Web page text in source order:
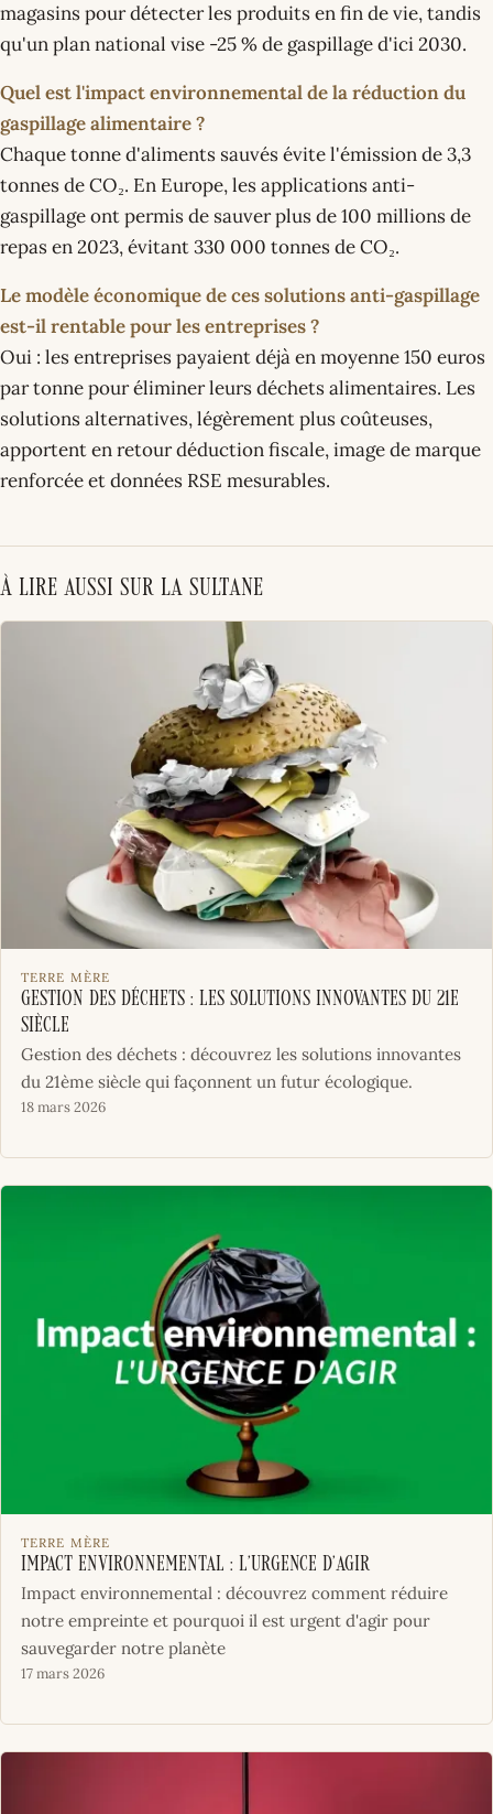
magasins pour détecter les produits en fin de vie, tandis
qu'un plan national vise -25 % de gaspillage d'ici 2030.
Quel est l'impact environnemental de la réduction du
gaspillage alimentaire ?
Chaque tonne d'aliments sauvés évite l'émission de 3,3
tonnes de CO₂. En Europe, les applications anti-
gaspillage ont permis de sauver plus de 100 millions de
repas en 2023, évitant 330 000 tonnes de CO₂.
Le modèle économique de ces solutions anti-gaspillage
est-il rentable pour les entreprises ?
Oui : les entreprises payaient déjà en moyenne 150 euros
par tonne pour éliminer leurs déchets alimentaires. Les
solutions alternatives, légèrement plus coûteuses,
apportent en retour déduction fiscale, image de marque
renforcée et données RSE mesurables.
À lire aussi sur La Sultane
TERRE MÈRE
Gestion des déchets : les solutions innovantes du 21e
siècle
Gestion des déchets : découvrez les solutions innovantes
du 21ème siècle qui façonnent un futur écologique.
18 mars 2026
TERRE MÈRE
Impact environnemental : l’urgence d’agir
Impact environnemental : découvrez comment réduire
notre empreinte et pourquoi il est urgent d'agir pour
sauvegarder notre planète
17 mars 2026